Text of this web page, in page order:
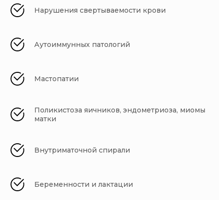
Нарушения свертываемости крови
Аутоиммунных патологий
Мастопатии
Поликистоза яичников, эндометриоза, миомы
матки
Внутриматочной спирали
Беременности и лактации